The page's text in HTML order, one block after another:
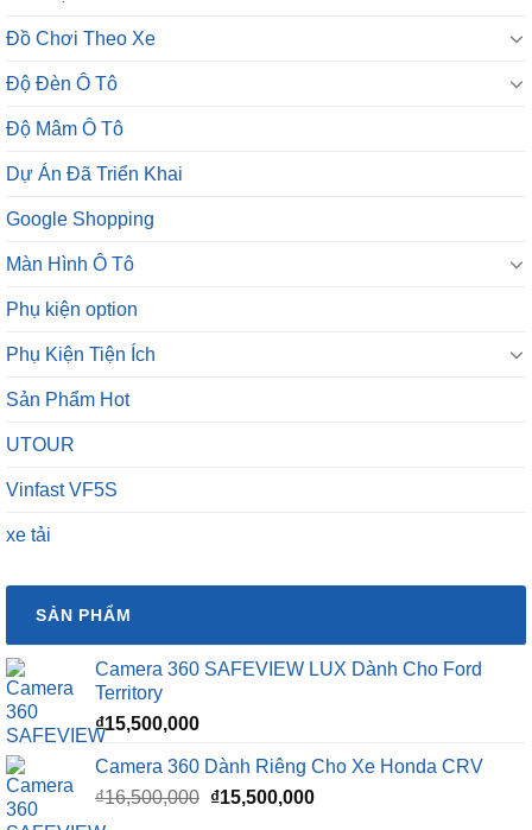
Đồ Chơi Theo Xe
Độ Đèn Ô Tô
Độ Mâm Ô Tô
Dự Án Đã Triển Khai
Google Shopping
Màn Hình Ô Tô
Phụ kiện option
Phụ Kiện Tiện Ích
Sản Phẩm Hot
UTOUR
Vinfast VF5S
xe tải
SẢN PHẨM
Camera 360 SAFEVIEW LUX Dành Cho Ford
Territory
₫15,500,000
Camera 360 Dành Riêng Cho Xe Honda CRV
₫16,500,000 Giá
₫15,500,000Giá